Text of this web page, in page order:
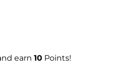
earn 10 Points!